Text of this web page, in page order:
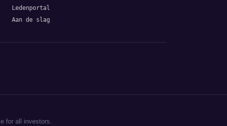
Ledenportal
Aan de slag